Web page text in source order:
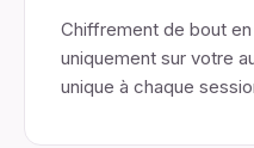
Chiffrement de bout
uniquement sur votre
unique à chaque